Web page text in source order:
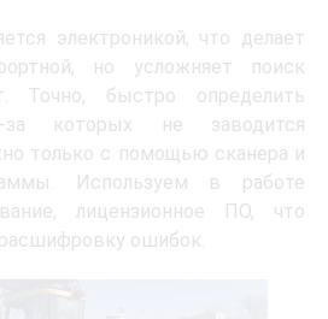
электроникой, что делает
но усложняет поиск
Точно, быстро определить
за которых не заводится
только с помощью сканера и
Используем в работе
лицензионное ПО, что
ошибок.